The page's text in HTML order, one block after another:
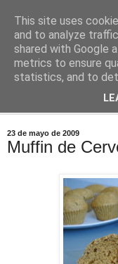
Comoju
La Cocina del Día a
23 de mayo de 2009
Muffin de
This site uses
and to analyze
shared with Google
metrics to ensure
statistics, and to